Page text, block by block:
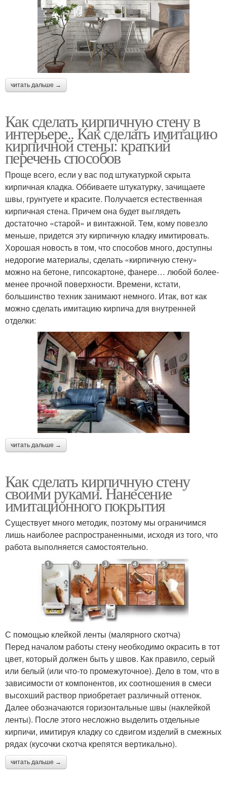
читать дальше →
Как сделать кирпичную стену в
интерьере.. Как сделать имитацию
кирпичной стены: краткий
перечень способов
Проще всего, если у вас под штукатуркой скрыта
кирпичная кладка. Оббиваете штукатурку, зачищаете
швы, грунтуете и красите. Получается естественная
кирпичная стена. Причем она будет выглядеть
достаточно «старой» и винтажной. Тем, кому повезло
меньше, придется эту кирпичную кладку имитировать.
Хорошая новость в том, что способов много, доступны
недорогие материалы, сделать «кирпичную стену»
можно на бетоне, гипсокартоне, фанере… любой более-
менее прочной поверхности. Времени, кстати,
большинство техник занимают немного. Итак, вот как
можно сделать имитацию кирпича для внутренней
отделки:
читать дальше →
Как сделать кирпичную стену
своими руками. Нанесение
имитационного покрытия
Существует много методик, поэтому мы ограничимся
лишь наиболее распространенными, исходя из того, что
работа выполняется самостоятельно.
С помощью клейкой ленты (малярного скотча)
Перед началом работы стену необходимо окрасить в тот
цвет, который должен быть у швов. Как правило, серый
или белый (или что-то промежуточное). Дело в том, что в
зависимости от компонентов, их соотношения в смеси
высохший раствор приобретает различный оттенок.
Далее обозначаются горизонтальные швы (наклейкой
ленты). После этого несложно выделить отдельные
кирпичи, имитируя кладку со сдвигом изделий в смежных
рядах (кусочки скотча крепятся вертикально).
читать дальше →